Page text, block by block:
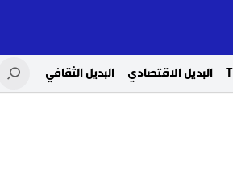
البديل الاقتصادي البديل الثقافي